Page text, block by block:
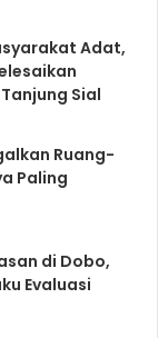
Adat,
Sial
Ruang-
Paling
di Dobo,
Evaluasi